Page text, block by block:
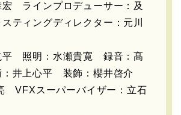
宏 ラインプロデューサー：及
ティングディレクター：元川
平 照明：水瀬貴寛 録音：髙
井上心平 装飾：櫻井啓介
VFXスーパーバイザー：立石